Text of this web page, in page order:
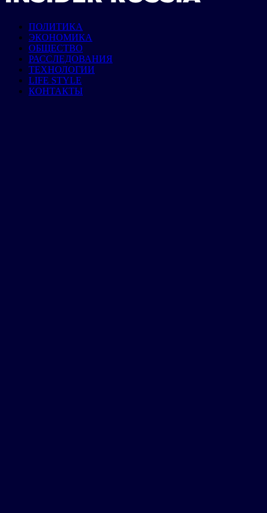
ПОЛИТИКА
ЭКОНОМИКА
ОБЩЕСТВО
РАССЛЕДОВАНИЯ
ТЕХНОЛОГИИ
LIFE STYLE
КОНТАКТЫ